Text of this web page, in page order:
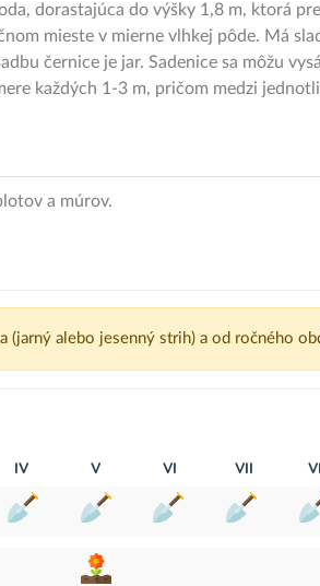
dorastajúca do výšky 1,8 m, ktorá
mieste v mierne vlhkej pôde. Má
černice je jar. Sadenice sa môžu
každých 1-3 m, pričom medzi
a múrov.
alebo jesenný strih) a od ročného
IV V VI VII